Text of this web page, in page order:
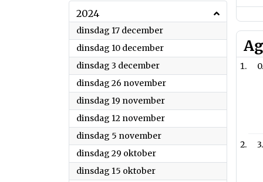
2024
dinsdag 17 december2024
dinsdag 10 december2024
dinsdag 3 december2024
dinsdag 26 november2024
dinsdag 19 november2024
dinsdag 12 november2024
dinsdag 5 november2024
dinsdag 29 oktober2024
dinsdag 15 oktober2024